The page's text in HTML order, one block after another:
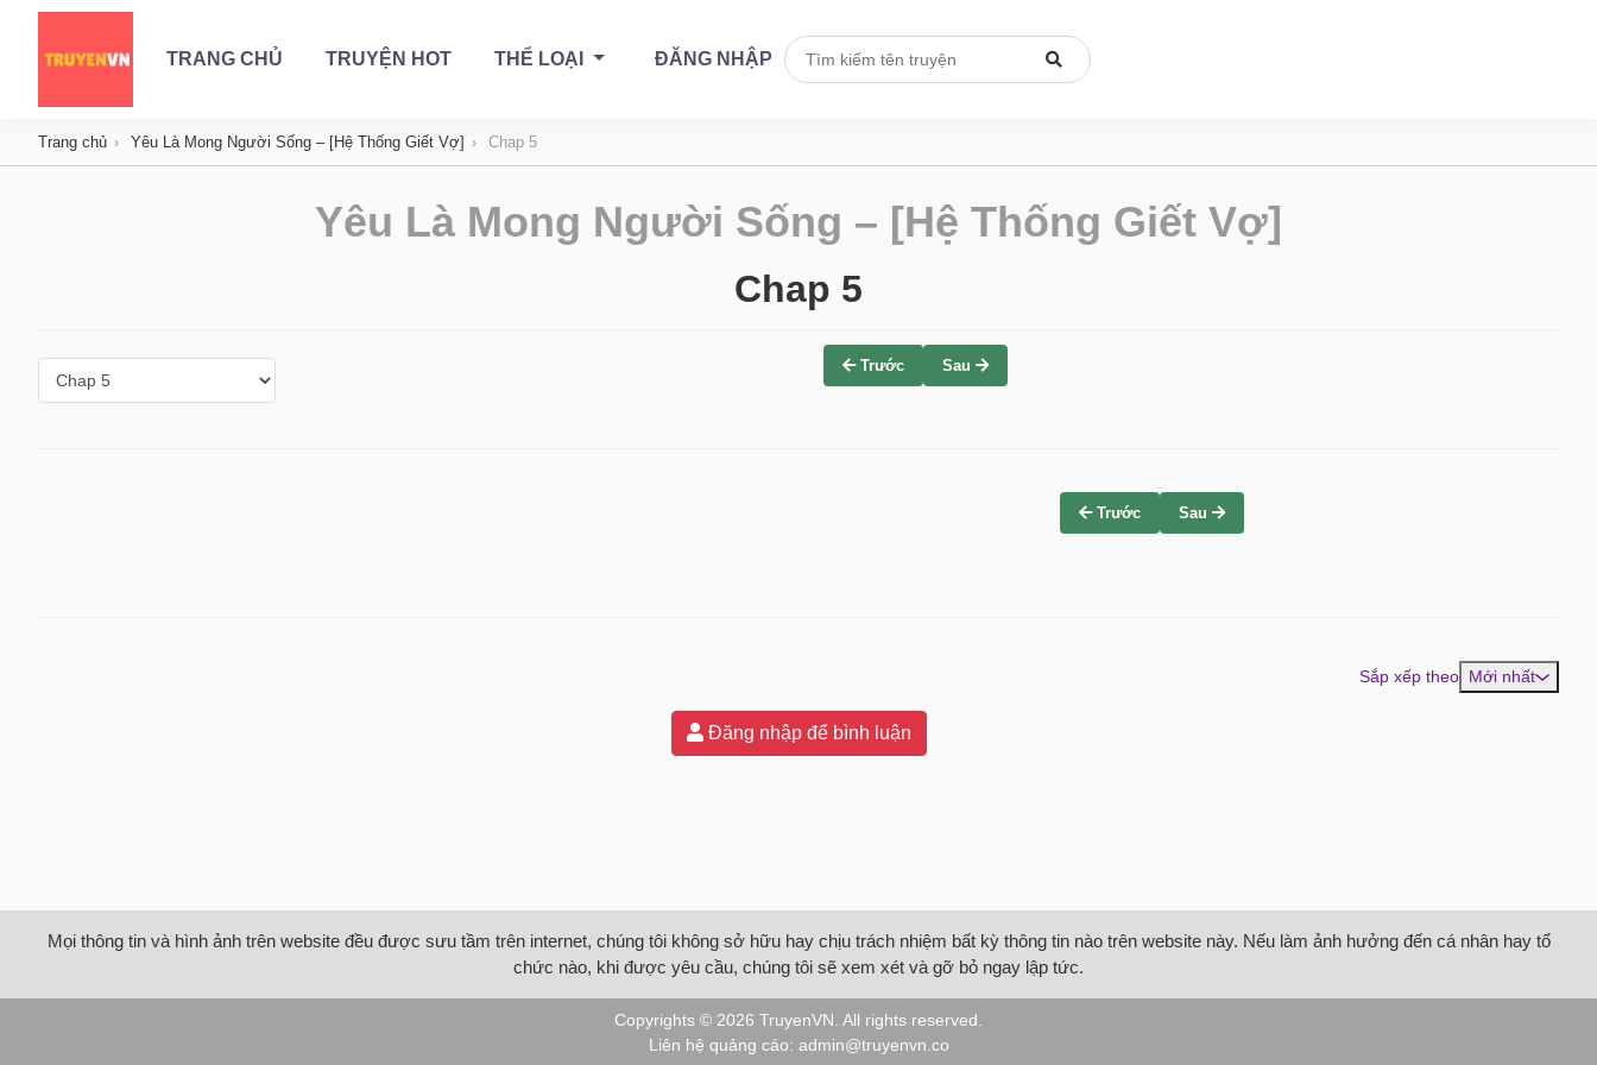
TRANG CHỦ TRUYỆN HOT THỂ LOẠI ĐĂNG NHẬP
Trang chủ Yêu Là Mong Người Sống – [Hệ Thống Giết Vợ] Chap 5
Yêu Là Mong Người Sống – [Hệ Thống Giết Vợ]
Chap 5
Trước Sau
Trước Sau
Sắp xếp theo Mới nhất
Đăng nhập để bình luận
Mọi thông tin và hình ảnh trên website đều được sưu tầm trên internet, chúng tôi không sở hữu hay chịu trách nhiệm bất kỳ thông tin nào trên website này. Nếu làm ảnh hưởng đến cá nhân hay tổ
chức nào, khi được yêu cầu, chúng tôi sẽ xem xét và gỡ bỏ ngay lập tức.
Copyrights © 2026 TruyenVN . All rights reserved.
Liên hệ quảng cáo: admin@truyenvn.co